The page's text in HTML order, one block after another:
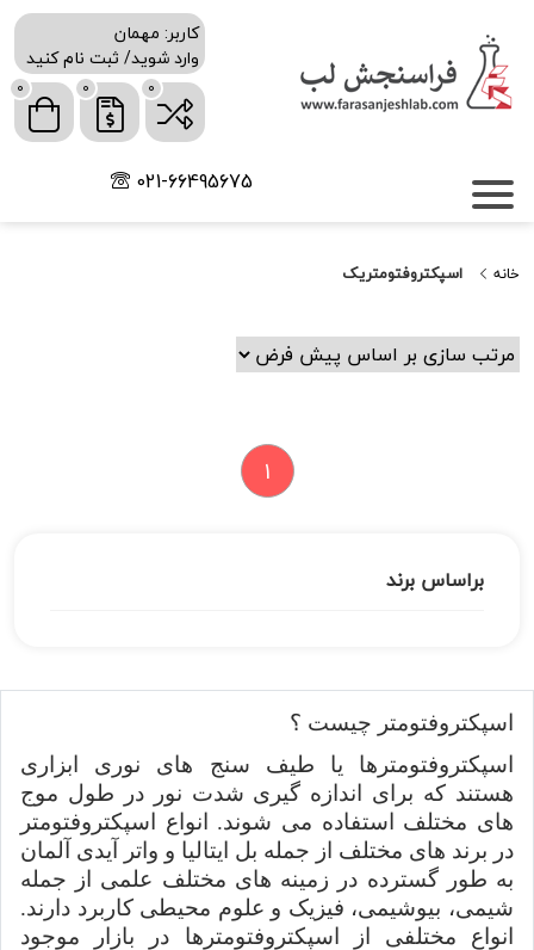
کاربر: مهمان
وارد شوید/ ثبت نام کنید
0 0 0
021-66495675
خانه اسپکتروفتومتريک
براساس برند
1
اسپکتروفتومتر چیست ؟
اسپکتروفتومترها یا طیف سنج های نوری ابزاری
هستند که برای اندازه گیری شدت نور در طول موج
های مختلف استفاده می شوند. انواع اسپکتروفتومتر
در برند های مختلف از جمله بل ایتالیا و واتر آیدی آلمان
به طور گسترده در زمینه های مختلف علمی از جمله
شیمی، بیوشیمی، فیزیک و علوم محیطی کاربرد دارند.
انواع مختلفی از اسپکتروفتومترها در بازار موجود